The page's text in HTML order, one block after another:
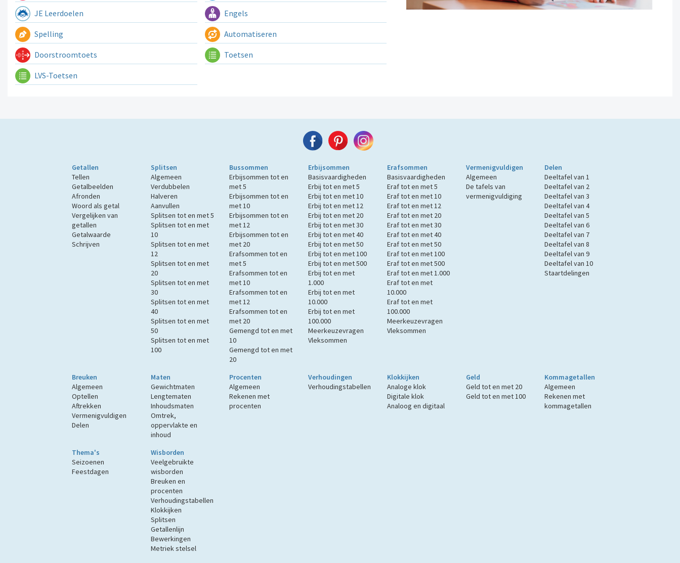
JE Leerdoelen Engels
Spelling Automatiseren
Doorstroomtoets Toetsen
LVS-Toetsen
Getallen
Tellen
Getalbeelden
Afronden
Woord als getal
Vergelijken van
getallen
Getalwaarde
Schrijven
Splitsen
Algemeen
Verdubbelen
Halveren
Aanvullen
Splitsen tot en met 5
Splitsen tot en met
10
Splitsen tot en met
12
Splitsen tot en met
20
Splitsen tot en met
30
Splitsen tot en met
40
Splitsen tot en met
50
Splitsen tot en met
100
Bussommen
Erbijsommen tot en
met 5
Erbijsommen tot en
met 10
Erbijsommen tot en
met 12
Erbijsommen tot en
met 20
Erafsommen tot en
met 5
Erafsommen tot en
met 10
Erafsommen tot en
met 12
Erafsommen tot en
met 20
Gemengd tot en met
10
Gemengd tot en met
20
Erbijsommen
Basisvaardigheden
Erbij tot en met 5
Erbij tot en met 10
Erbij tot en met 12
Erbij tot en met 20
Erbij tot en met 30
Erbij tot en met 40
Erbij tot en met 50
Erbij tot en met 100
Erbij tot en met 500
Erbij tot en met
1.000
Erbij tot en met
10.000
Erbij tot en met
100.000
Meerkeuzevragen
Vleksommen
Erafsommen
Basisvaardigheden
Eraf tot en met 5
Eraf tot en met 10
Eraf tot en met 12
Eraf tot en met 20
Eraf tot en met 30
Eraf tot en met 40
Eraf tot en met 50
Eraf tot en met 100
Eraf tot en met 500
Eraf tot en met 1.000
Eraf tot en met
10.000
Eraf tot en met
100.000
Meerkeuzevragen
Vleksommen
Vermenigvuldigen
Algemeen
De tafels van
vermenigvuldiging
Delen
Deeltafel van 1
Deeltafel van 2
Deeltafel van 3
Deeltafel van 4
Deeltafel van 5
Deeltafel van 6
Deeltafel van 7
Deeltafel van 8
Deeltafel van 9
Deeltafel van 10
Staartdelingen
Breuken
Algemeen
Optellen
Aftrekken
Vermenigvuldigen
Delen
Maten
Gewichtmaten
Lengtematen
Inhoudsmaten
Omtrek,
oppervlakte en
inhoud
Procenten
Algemeen
Rekenen met
procenten
Verhoudingen
Verhoudingstabellen
Klokkijken
Analoge klok
Digitale klok
Analoog en digitaal
Geld
Geld tot en met 20
Geld tot en met 100
Kommagetallen
Algemeen
Rekenen met
kommagetallen
Thema's
Seizoenen
Feestdagen
Wisborden
Veelgebruikte
wisborden
Breuken en
procenten
Verhoudingstabellen
Klokkijken
Splitsen
Getallenlijn
Bewerkingen
Metriek stelsel